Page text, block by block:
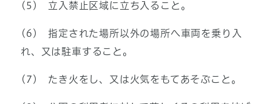
(5) 立入禁止区域に立ち入ること。
(6) 指定された場所以外の場所へ車両を乗り入
れ、又は駐車すること。
(7) たき火をし、又は火気をもてあそぶこと。